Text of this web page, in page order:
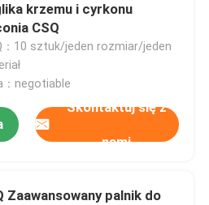
krzemu i cyrkonu
CSQ
：10 sztuk/jeden rozmiar/jeden
：negotiable
Skontaktuj się z
nami
Zaawansowany palnik do